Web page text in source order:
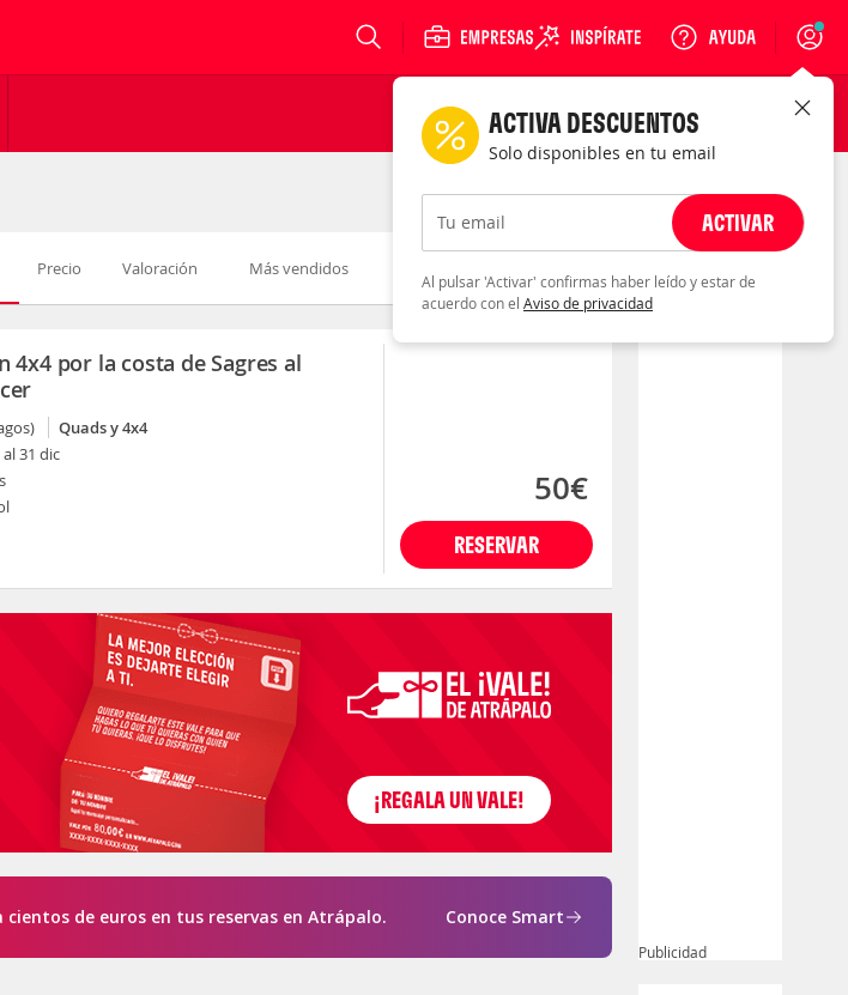
Login
Precio Valoración Más vendidos
4x4 por la costa de Sagres al
Quads y 4x4
31 dic
RESERVAR
50€
cientos de euros en tus reservas en Atrápalo. Conoce Smart
Publicidad
ACTIVA DESCUENTOS
Solo disponibles en tu email
Tu email ACTIVAR
Al pulsar 'Activar' confirmas haber leído y estar de
acuerdo con el Aviso de privacidad